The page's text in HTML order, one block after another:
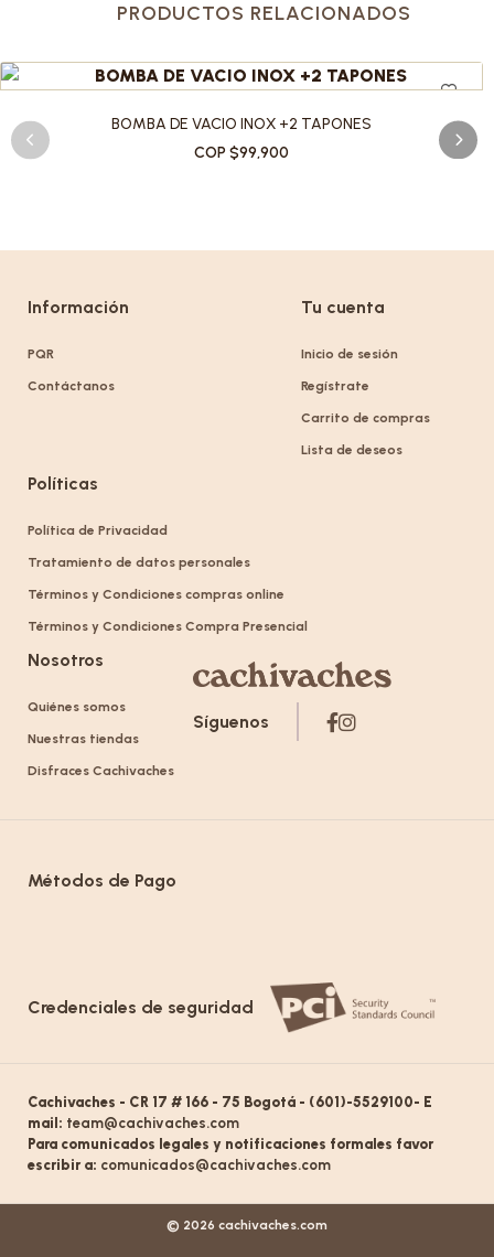
PRODUCTOS RELACIONADOS
BOMBA DE VACIO INOX +2 TAPONES
COP $99,900
Información
PQR
Contáctanos
Tu cuenta
Inicio de sesión
Regístrate
Carrito de compras
Lista de deseos
Políticas
Política de Privacidad
Tratamiento de datos personales
Términos y Condiciones compras online
Términos y Condiciones Compra Presencial
Nosotros
Quiénes somos
Nuestras tiendas
Disfraces Cachivaches
Síguenos
Métodos de Pago
Credenciales de seguridad
Cachivaches - CR 17 # 166 - 75 Bogotá - (601)-5529100- E
mail: team@cachivaches.com
Para comunicados legales y notificaciones formales favor
escribir a: comunicados@cachivaches.com
© 2026 cachivaches.com